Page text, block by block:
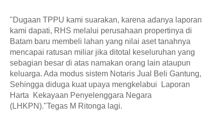
"Dugaan TPPU kami suarakan, karena adanya laporan
kami dapati, RHS melalui perusahaan propertinya di
Batam baru membeli lahan yang nilai aset tanahnya
mencapai ratusan miliar jika ditotal keseluruhan yang
sebagian besar di atas namakan orang lain ataupun
keluarga. Ada modus sistem Notaris Jual Beli Gantung,
Sehingga diduga kuat upaya mengkelabui  Laporan
Harta  Kekayaan Penyelenggara Negara
(LHKPN)."Tegas M Ritonga lagi.